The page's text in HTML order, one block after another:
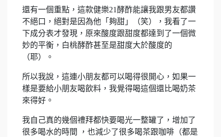
還有一個重點，這款健樂21酵酢能讓我跟男友都讚
不絕口，絕對是因為他「夠甜」（笑），我看了一
下成分表才發現，原來酸度跟甜度都達到了一個微
妙的平衡，白桃酵酢甚至是甜度大於酸度的
（耶）。
所以我說，這連小朋友都可以喝得很開心，如果一
樣是要給小朋友喝飲料，我覺得喝這個還比喝奶茶
來得好。
我自己真的幾個禮拜都快要喝光一整罐了，增加了
很多喝水的時間 ，也減少了很多喝茶跟咖啡（都是